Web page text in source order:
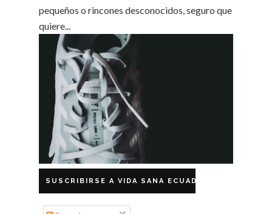
pequeños o rincones desconocidos, seguro que
quiere...
SUSCRIBIRSE A VIDA SANA ECUADOR